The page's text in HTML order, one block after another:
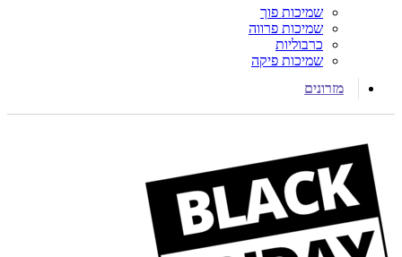
שמיכות פוך
שמיכות פרווה
כרבוליות
שמיכות פיקה
מזרונים